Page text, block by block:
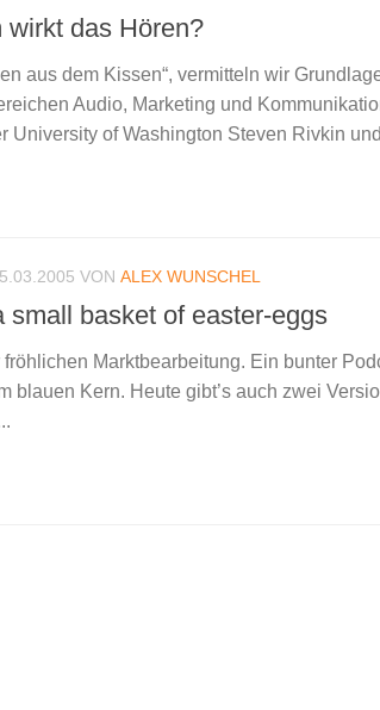
wirkt das Hören?
aus dem Kissen“, vermitteln wir
Audio, Marketing und
University of Washington Steven Rivkin
VON ALEX WUNSCHEL
small basket of easter-eggs
Marktbearbeitung. Ein bunter
blauen Kern. Heute gibt’s auch zwei